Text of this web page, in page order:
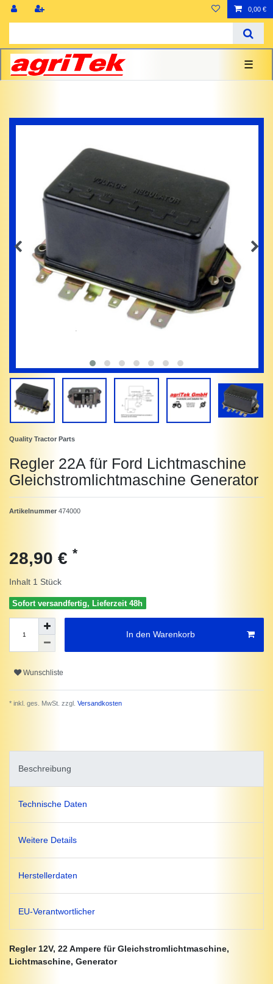
0,00 €
☰
Quality Tractor Parts
Regler 22A für Ford Lichtmaschine
Gleichstromlichtmaschine Generator
Artikelnummer 474000
28,90 € *
Inhalt 1 Stück
Sofort versandfertig, Lieferzeit 48h
In den Warenkorb
Wunschliste
* inkl. ges. MwSt. zzgl. Versandkosten
Beschreibung
Technische Daten
Weitere Details
Herstellerdaten
EU-Verantwortlicher
Regler 12V, 22 Ampere für Gleichstromlichtmaschine,
Lichtmaschine, Generator